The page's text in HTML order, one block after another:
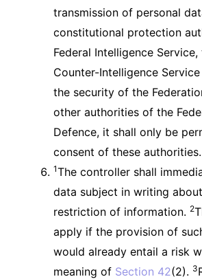
transmission of personal
constitutional protection
Federal Intelligence
Counter-Intelligence
the security of the
other authorities of the
Defence, it shall only be
consent of these authorities.
1The controller shall
data subject in writing
restriction of information. 2
apply if the provision of
would already entail a risk
meaning of Section 42(2). 3